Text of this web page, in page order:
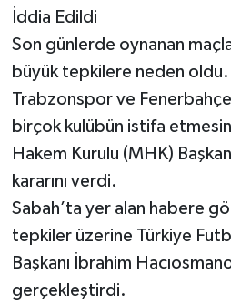
İddia Edildi
Son günlerde oynanan
büyük tepkilere neden oldu.
Trabzonspor ve
birçok kulübün istifa
Hakem Kurulu (MHK)
kararını verdi.
Sabah’ta yer alan habere
tepkiler üzerine Türkiye
Başkanı İbrahim
gerçekleştirdi.